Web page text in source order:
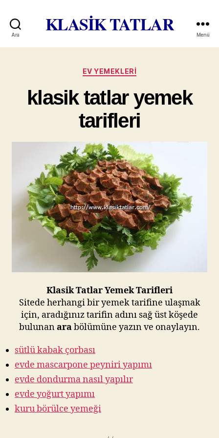
Ara KLASİK TATLAR Menü
Kategoriler
EV YEMEKLERI
klasik tatlar yemek
tarifleri
Klasik Tatlar Yemek Tarifleri
Sitede herhangi bir yemek tarifine ulaşmak
için, aradığınız tarifin adını sağ üst köşede
bulunanarabölümüne yazın ve onaylayın.
sütlü kabak çorbası
evde mascarpone peyniri yapımı
evde dondurma nasıl yapılır
evde yoğurt yapımı
kuru börülce yemeği